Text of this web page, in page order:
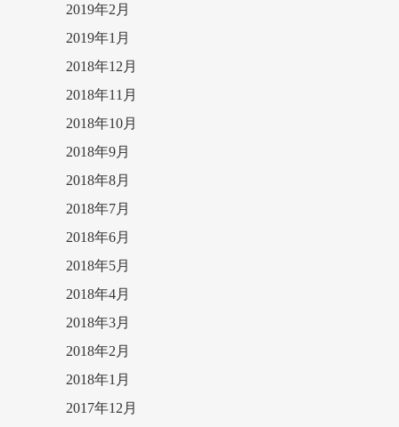
2019年2月
2019年1月
2018年12月
2018年11月
2018年10月
2018年9月
2018年8月
2018年7月
2018年6月
2018年5月
2018年4月
2018年3月
2018年2月
2018年1月
2017年12月